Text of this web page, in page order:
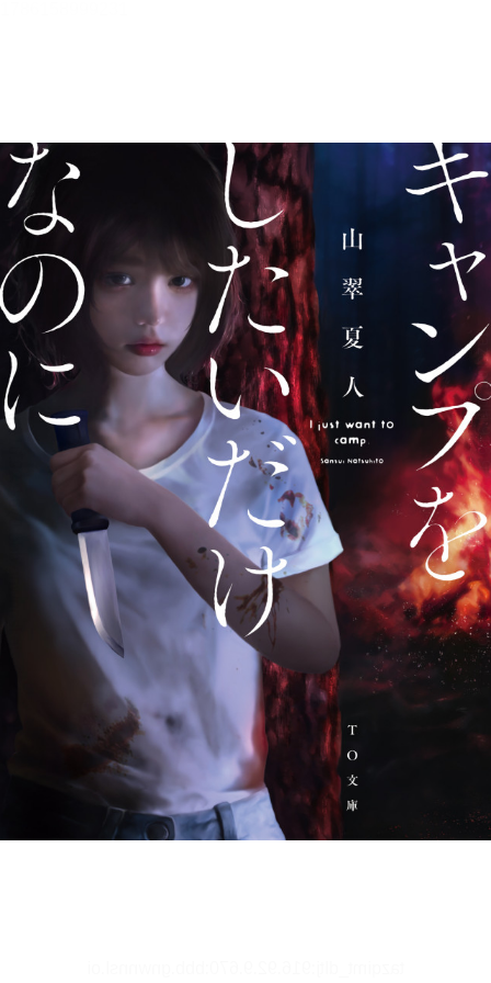
目次を一覧で表示します。
本文検索
本文内から文字を検索します。
自動ページ送り
一定時間経つ毎に自動でページを送ります。
リーダー設定
文字サイズ、エフェクトの変更などを行います。